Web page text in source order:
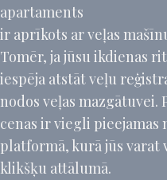
apartaments
ir aprīkots ar veļas
Tomēr, ja jūsu ikdienas
iespēja atstāt veļu
nodos veļas
cenas ir viegli
platformā, kurā jūs
klikšķu attālumā.